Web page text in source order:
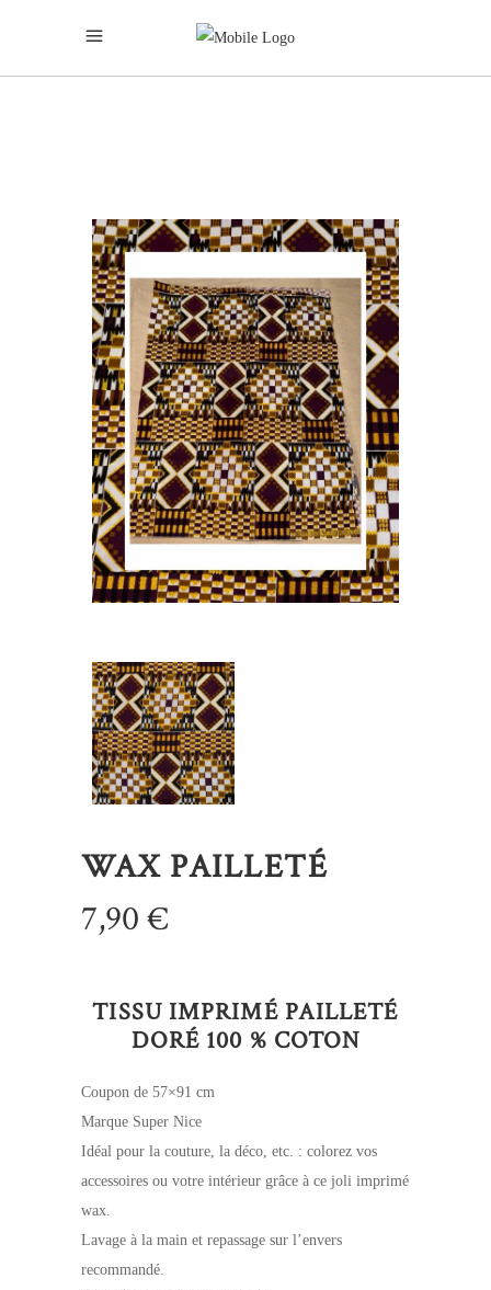
WAX PAILLETÉ
7,90€
TISSU IMPRIMÉ PAILLETÉ
DORÉ 100 % COTON
Coupon de 57×91 cm
Marque Super Nice
Idéal pour la couture, la déco, etc. : colorez vos
accessoires ou votre intérieur grâce à ce joli imprimé
wax.
Lavage à la main et repassage sur l’envers
recommandé.